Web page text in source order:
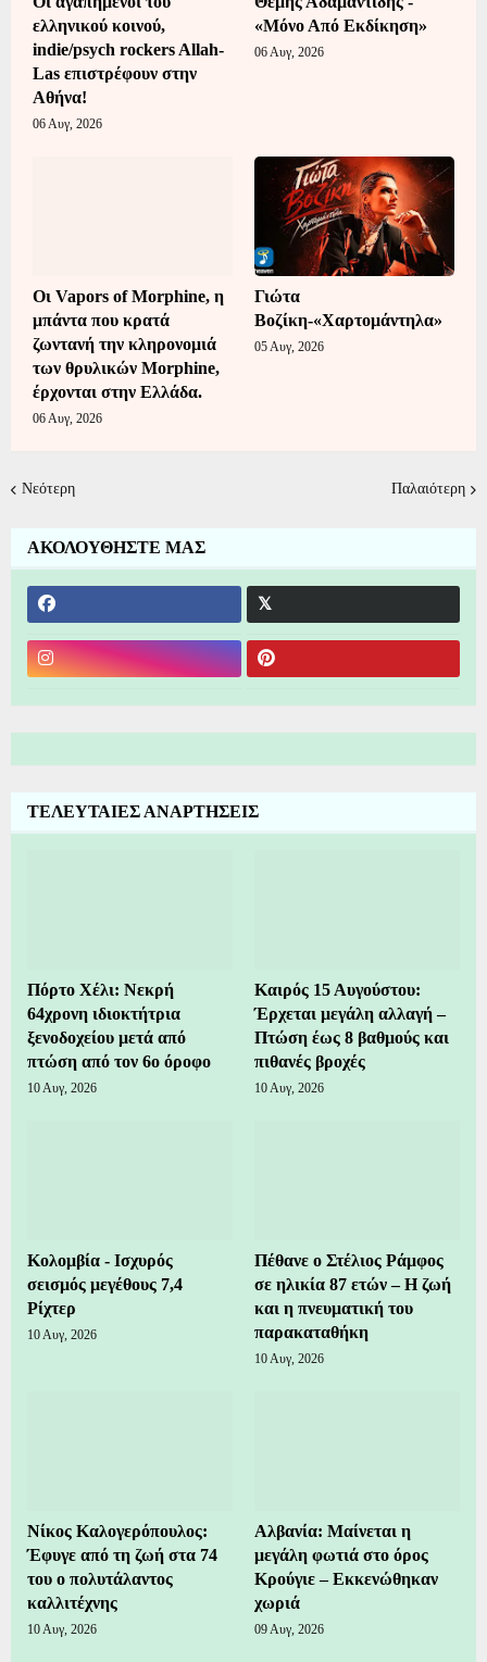
ελληνικού κοινού,
indie/psych rockers Allah-
Las επιστρέφουν στην
Αθήνα!
06 Αυγ, 2026
«Μόνο Από Εκδίκηση»
06 Αυγ, 2026
Οι Vapors of Morphine, η
μπάντα που κρατά
ζωντανή την κληρονομιά
των θρυλικών Morphine,
έρχονται στην Ελλάδα.
06 Αυγ, 2026
Γιώτα
Βοζίκη-«Χαρτομάντηλα»
05 Αυγ, 2026
Νεότερη Παλαιότερη
ΑΚΟΛΟΥΘΗΣΤΕ ΜΑΣ
ΤΕΛΕΥΤΑΙΕΣ ΑΝΑΡΤΗΣΕΙΣ
Πόρτο Χέλι: Νεκρή
64χρονη ιδιοκτήτρια
ξενοδοχείου μετά από
πτώση από τον 6ο όροφο
10 Αυγ, 2026
Καιρός 15 Αυγούστου:
Έρχεται μεγάλη αλλαγή –
Πτώση έως 8 βαθμούς και
πιθανές βροχές
10 Αυγ, 2026
Κολομβία - Ισχυρός
σεισμός μεγέθους 7,4
Ρίχτερ
10 Αυγ, 2026
Πέθανε ο Στέλιος Ράμφος
σε ηλικία 87 ετών – Η ζωή
και η πνευματική του
παρακαταθήκη
10 Αυγ, 2026
Νίκος Καλογερόπουλος:
Έφυγε από τη ζωή στα 74
του ο πολυτάλαντος
καλλιτέχνης
10 Αυγ, 2026
Αλβανία: Μαίνεται η
μεγάλη φωτιά στο όρος
Κρούγιε – Εκκενώθηκαν
χωριά
09 Αυγ, 2026